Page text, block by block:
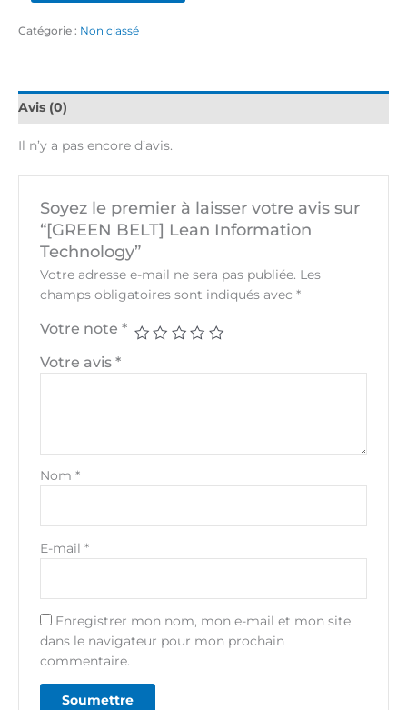
Catégorie : Non classé
Avis (0)
Il n’y a pas encore d’avis.
Soyez le premier à laisser votre avis sur
“[GREEN BELT] Lean Information
Technology”
Votre adresse e-mail ne sera pas publiée. Les
champs obligatoires sont indiqués avec *
Votre note *
Votre avis *
Nom *
E-mail *
Enregistrer mon nom, mon e-mail et mon site
dans le navigateur pour mon prochain
commentaire.